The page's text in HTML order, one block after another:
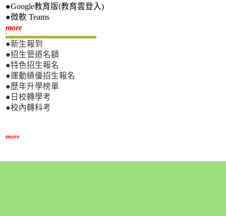
●Google教育版(教育雲登入)
●微軟 Teams
more新生專區
●新生報到
●招生管道名額
●特色招生報名
●運動績優招生報名
●歷年升學榜單
●日校轉學考
●校內轉科考
more